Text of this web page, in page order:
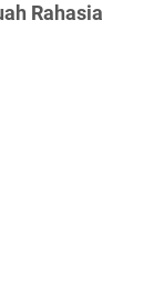
Rahasia